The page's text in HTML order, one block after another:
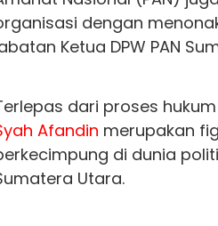
dengan
Ketua DPW PAN
dari proses
Afandin merupakan
di dunia
Utara.